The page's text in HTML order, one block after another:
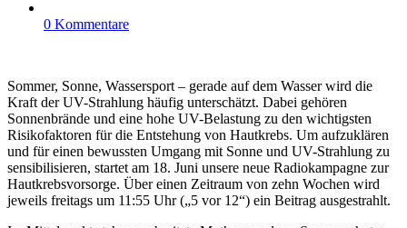
0 Kommentare
Sommer, Sonne, Wassersport – gerade auf dem Wasser wird die
Kraft der UV-Strahlung häufig unterschätzt. Dabei gehören
Sonnenbrände und eine hohe UV-Belastung zu den wichtigsten
Risikofaktoren für die Entstehung von Hautkrebs. Um aufzuklären
und für einen bewussten Umgang mit Sonne und UV-Strahlung zu
sensibilisieren, startet am 18. Juni unsere neue Radiokampagne zur
Hautkrebsvorsorge. Über einen Zeitraum von zehn Wochen wird
jeweils freitags um 11:55 Uhr („5 vor 12“) ein Beitrag ausgestrahlt.